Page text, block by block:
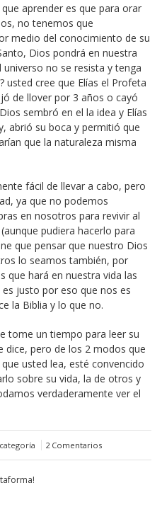
aprender es que para orar
no tenemos que
medio del conocimiento de su
Dios pondrá en nuestra
no se resista y tenga
usted cree que Elías el Profeta
de llover por 3 años o cayó
sembró en el la idea y Elías
abrió su boca y permitió que
que la naturaleza misma
fácil de llevar a cabo, pero
ya que no podemos
en nosotros para revivir al
pudiera hacerlo para
que pensar que nuestro Dios
lo seamos también, por
que hará en nuestra vida las
justo por eso que nos es
la Biblia y lo que no.
tome un tiempo para leer su
dice, pero de los 2 modos que
usted lea, esté convencido
sobre su vida, la de otros y
verdaderamente ver el
2 Comentarios